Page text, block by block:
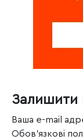
Залишити
Ваша e-mail
Обов’язкові